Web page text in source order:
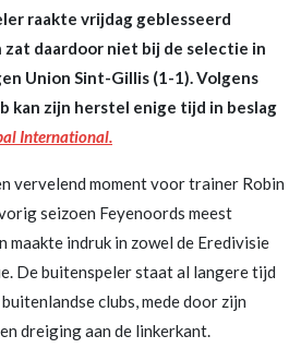
raakte vrijdag geblesseerd
daardoor niet bij de selectie in
Union Sint-Gillis (1-1). Volgens
kan zijn herstel enige tijd in beslag
International.
vervelend moment voor trainer Robin
seizoen Feyenoords meest
maakte indruk in zowel de Eredivisie
De buitenspeler staat al langere tijd
clubs, mede door zijn
dreiging aan de linkerkant.